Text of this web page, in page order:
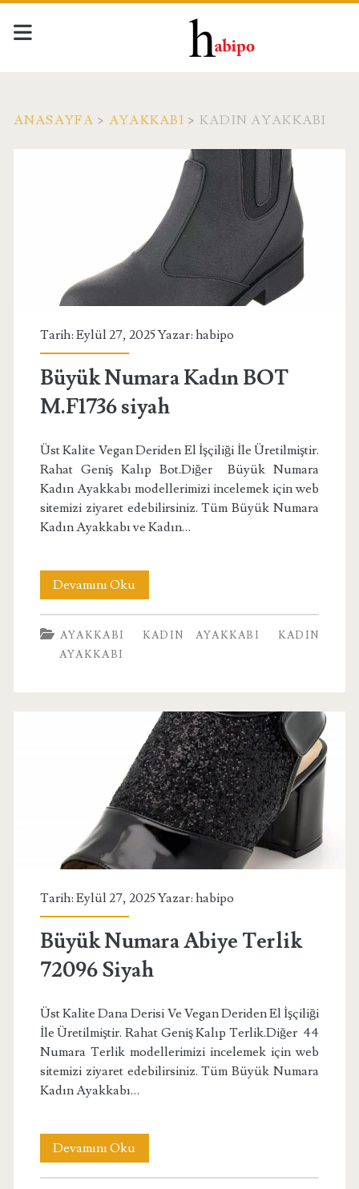
ANASAYFA > AYAKKABI > KADIN AYAKKABI
<span>Kadın
Ayakkabı</span>
Tarih: Eylül 27, 2025 Yazar: habipo
Büyük Numara Kadın BOT
M.F1736 siyah
Üst Kalite Vegan Deriden El İşçiliği İle Üretilmiştir.
Rahat Geniş Kalıp Bot.Diğer Büyük Numara
Kadın Ayakkabı modellerimizi incelemek için web
sitemizi ziyaret edebilirsiniz. Tüm Büyük Numara
Kadın Ayakkabı ve Kadın…
Devamını OkuBüyük
Numara
Kadın
siyah
AYAKKABI KADIN AYAKKABI
KADIN
AYAKKABI
Tarih: Eylül 27, 2025 Yazar: habipo
Büyük Numara Abiye Terlik
72096 Siyah
Üst Kalite Dana Derisi Ve Vegan Deriden El İşçiliği
İle Üretilmiştir. Rahat Geniş Kalıp Terlik.Diğer 44
Numara Terlik modellerimizi incelemek için web
sitemizi ziyaret edebilirsiniz. Tüm Büyük Numara
Kadın Ayakkabı…
Devamını OkuBüyük
Numara